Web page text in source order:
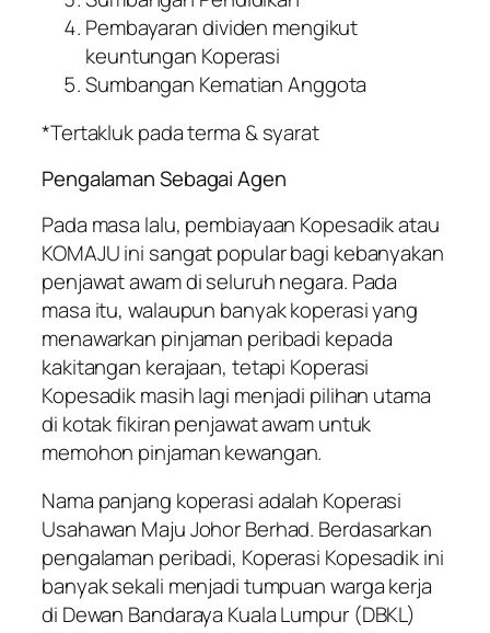
Pembayaran dividen mengikut
keuntungan Koperasi
Sumbangan Kematian Anggota
*Tertakluk pada terma & syarat
Pengalaman Sebagai Agen
Pada masa lalu, pembiayaan Kopesadik atau
KOMAJU ini sangat popular bagi kebanyakan
penjawat awam di seluruh negara. Pada
masa itu, walaupun banyak koperasi yang
menawarkan pinjaman peribadi kepada
kakitangan kerajaan, tetapi Koperasi
Kopesadik masih lagi menjadi pilihan utama
di kotak fikiran penjawat awam untuk
memohon pinjaman kewangan.
Nama panjang koperasi adalah Koperasi
Usahawan Maju Johor Berhad. Berdasarkan
pengalaman peribadi, Koperasi Kopesadik ini
banyak sekali menjadi tumpuan warga kerja
di Dewan Bandaraya Kuala Lumpur (DBKL)